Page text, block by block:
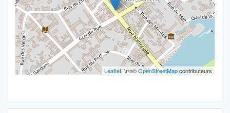
Leaflet, \r\n©OpenStreetMapcontributeurs